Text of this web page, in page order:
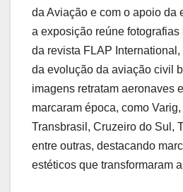
da Aviação e com o apoio da
a exposição reúne
da revista FLAP International,
da evolução da aviação civil
imagens retratam aeronaves
marcaram época, como
Transbrasil, Cruzeiro do Sul,
entre outras, destacando
estéticos que transformaram